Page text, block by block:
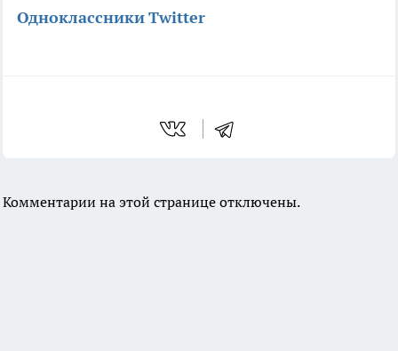
ОдноклассникиTwitter
Комментарии на этой странице отключены.